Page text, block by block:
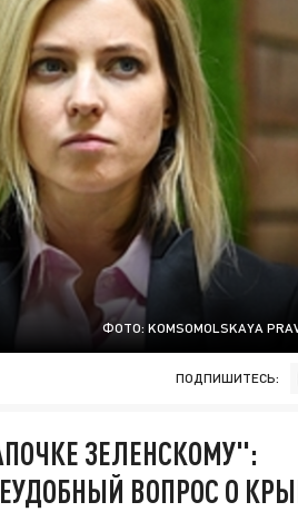
ФОТО: KOMSOMOLSKAYA
ПОДПИШИТЕСЬ:
ЗЕЛЕНСКОМУ":
ВОПРОС О